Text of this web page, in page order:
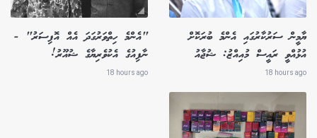
ޔާމީން ސަރުކާރުގައި އެންމެ ބުރަކޮށް
އުޅުއްވީ ރައީސް މުއިއްޒު: ޝުޖާއު
18 hours ago
"އެންމެ ހިތްވަރުގަދަ އެއް އޮފިސަރު" -
ނާފިއުގެ އެކުވެރިޔާގެ ޝުއޫރު!
18 hours ago